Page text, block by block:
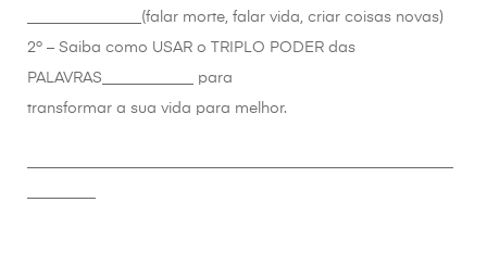
_______________(falar morte, falar vida, criar coisas novas)
2º – Saiba como USAR o TRIPLO PODER das
PALAVRAS____________ para
transformar a sua vida para melhor.